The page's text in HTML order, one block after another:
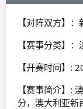
【对阵双方】
【赛事分类】：
【开赛时间】:
【赛事简介】:
分，澳大利亚新